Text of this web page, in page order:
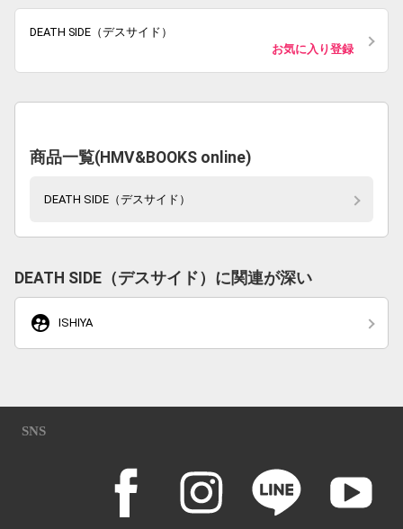
DEATH SIDE（デスサイド）
お気に入り登録
商品一覧(HMV&BOOKS online)
DEATH SIDE（デスサイド）
DEATH SIDE（デスサイド）に関連が深い
supervised_user_circle ISHIYA
SNS